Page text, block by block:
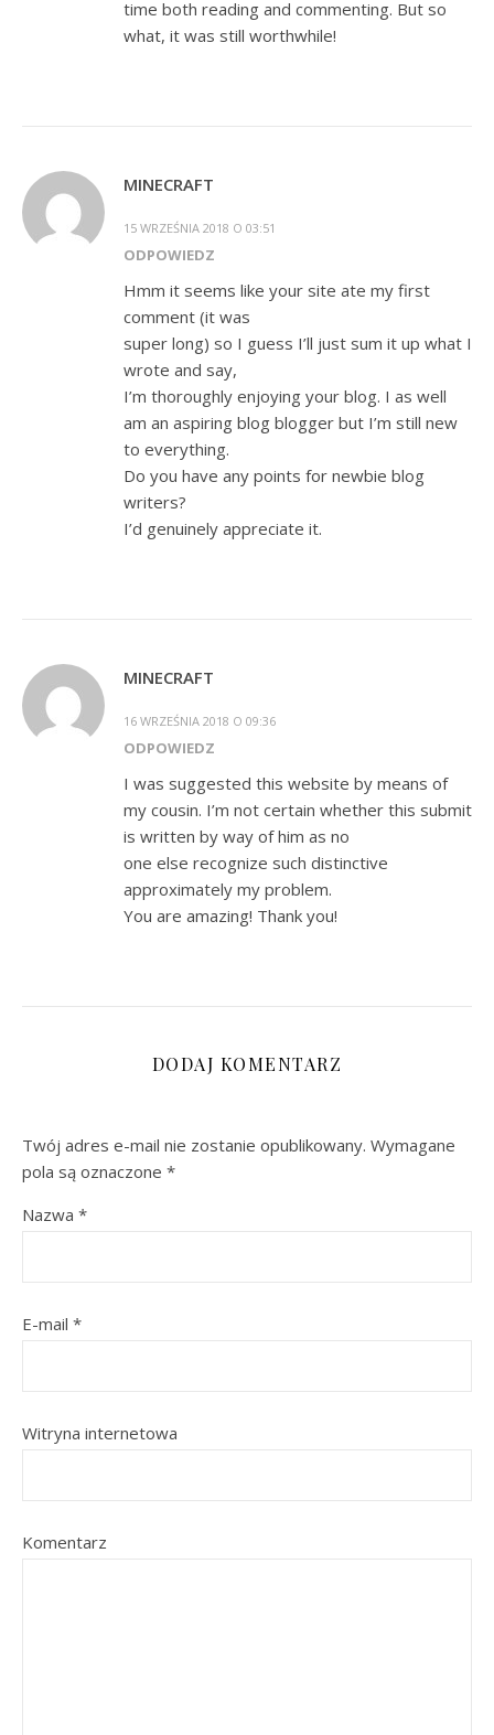
time both reading and commenting. But so
what, it was still worthwhile!
MINECRAFT
15 WRZEŚNIA 2018 O 03:51
ODPOWIEDZ
Hmm it seems like your site ate my first
comment (it was
super long) so I guess I’ll just sum it up what I
wrote and say,
I’m thoroughly enjoying your blog. I as well
am an aspiring blog blogger but I’m still new
to everything.
Do you have any points for newbie blog
writers?
I’d genuinely appreciate it.
MINECRAFT
16 WRZEŚNIA 2018 O 09:36
ODPOWIEDZ
I was suggested this website by means of
my cousin. I’m not certain whether this submit
is written by way of him as no
one else recognize such distinctive
approximately my problem.
You are amazing! Thank you!
DODAJ KOMENTARZ
Twój adres e-mail nie zostanie opublikowany. Wymagane
pola są oznaczone *
Nazwa *
E-mail *
Witryna internetowa
Komentarz